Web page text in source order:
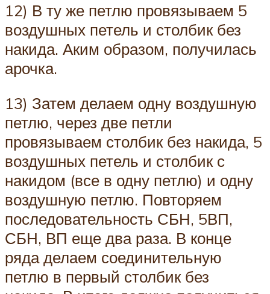
12) В ту же петлю провязываем 5
воздушных петель и столбик без
накида. Аким образом, получилась
арочка.
13) Затем делаем одну воздушную
петлю, через две петли
провязываем столбик без накида, 5
воздушных петель и столбик с
накидом (все в одну петлю) и одну
воздушную петлю. Повторяем
последовательность СБН, 5ВП,
СБН, ВП еще два раза. В конце
ряда делаем соединительную
петлю в первый столбик без